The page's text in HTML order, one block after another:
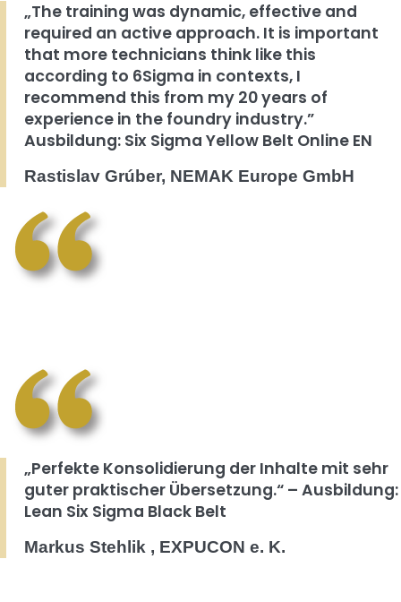
„The training was dynamic, effective and
required an active approach. It is important
that more technicians think like this
according to 6Sigma in contexts, I
recommend this from my 20 years of
experience in the foundry industry.”
Ausbildung: Six Sigma Yellow Belt Online EN
Rastislav Grúber, NEMAK Europe GmbH
„Perfekte Konsolidierung der Inhalte mit sehr
guter praktischer Übersetzung.“ – Ausbildung:
Lean Six Sigma Black Belt
Markus Stehlik , EXPUCON e. K.